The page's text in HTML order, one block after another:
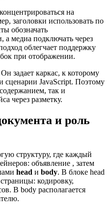
на
заголовки использовать по
обозначать
а медиа подключать через
облегчает поддержку
при отображении.
задает каркас, к которому
сценарии JavaScript. Поэтому
так и
через разметку.
и роль
структуру, где каждый
объявление , затем
head и body. В блоке head
кодировку,
В body располагается